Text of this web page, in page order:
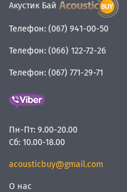
Акустик Бай
Телефон: (067) 941-00-50
Телефон: (066) 122-72-26
Телефон: (067) 771-29-71
Пн-Пт: 9.00-20.00
Сб: 10.00-18.00
acousticbuy@gmail.com
О нас